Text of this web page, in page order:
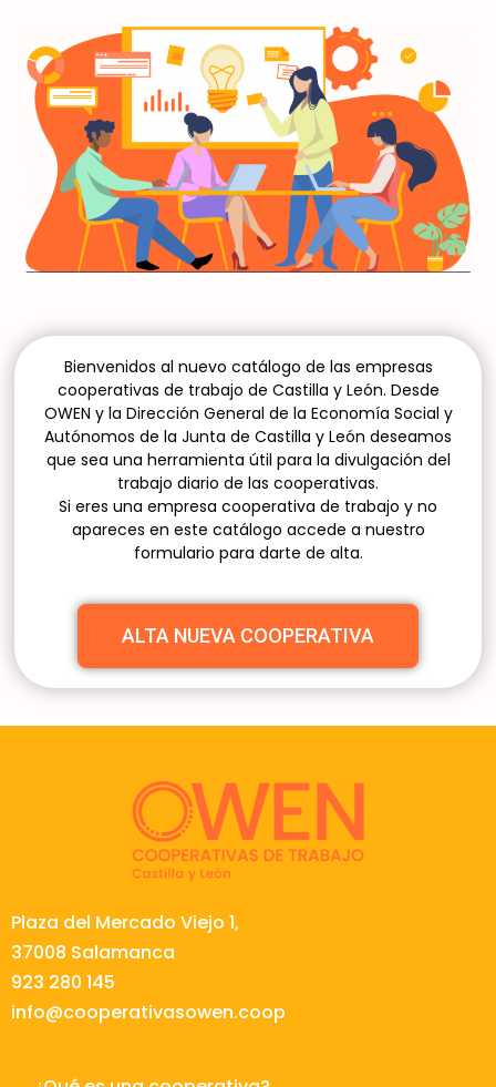
Bienvenidos al nuevo catálogo de las empresas
cooperativas de trabajo de Castilla y León. Desde
OWEN y la Dirección General de la Economía Social y
Autónomos de la Junta de Castilla y León deseamos
que sea una herramienta útil para la divulgación del
trabajo diario de las cooperativas.
Si eres una empresa cooperativa de trabajo y no
apareces en este catálogo accede a nuestro
formulario para darte de alta.
ALTA NUEVA COOPERATIVA
Plaza del Mercado Viejo 1,
37008 Salamanca
923 280 145
info@cooperativasowen.coop